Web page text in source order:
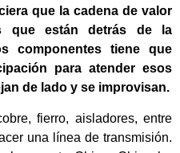
que la cadena de valor
que están detrás de la
componentes tiene que
para atender esos
de lado y se improvisan.
fierro, aisladores, entre
una línea de transmisión.